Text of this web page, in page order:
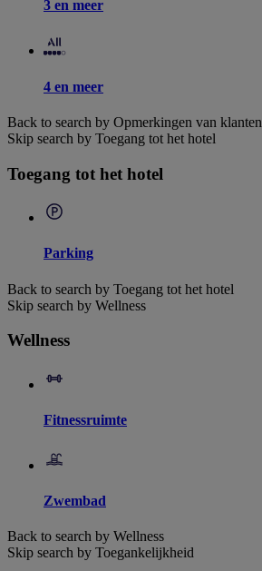
3 en meer
4 en meer
Back to search by Opmerkingen van klanten
Skip search by Toegang tot het hotel
Toegang tot het hotel
Parking
Back to search by Toegang tot het hotel
Skip search by Wellness
Wellness
Fitnessruimte
Zwembad
Back to search by Wellness
Skip search by Toegankelijkheid